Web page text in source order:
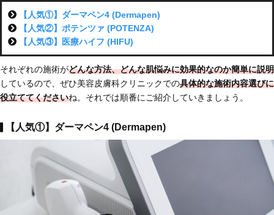
【人気①】ダーマペン4 (Dermapen)
【人気②】ポテンツァ (POTENZA)
【人気③】医療ハイフ (HIFU)
それぞれの施術がどんな方法、どんな肌悩みに効果的なのか簡単に説明
しているので、ぜひ美容皮膚科クリニックでの具体的な施術内容選びに
役立ててくださいね。それでは順番にご紹介していきましょう。
【人気①】ダーマペン4 (Dermapen)